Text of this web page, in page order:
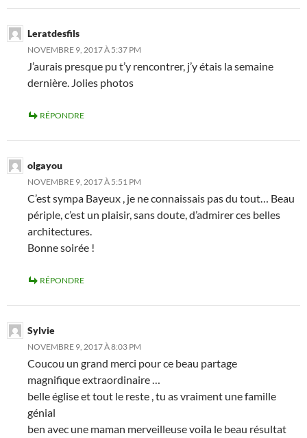
Leratdesfils
NOVEMBRE 9, 2017 À 5:37 PM
J’aurais presque pu t’y rencontrer, j’y étais la semaine
dernière. Jolies photos
RÉPONDRE
olgayou
NOVEMBRE 9, 2017 À 5:51 PM
C’est sympa Bayeux , je ne connaissais pas du tout… Beau
périple, c’est un plaisir, sans doute, d’admirer ces belles
architectures.
Bonne soirée !
RÉPONDRE
Sylvie
NOVEMBRE 9, 2017 À 8:03 PM
Coucou un grand merci pour ce beau partage
magnifique extraordinaire …
belle église et tout le reste , tu as vraiment une famille
génial
ben avec une maman merveilleuse voila le beau résultat